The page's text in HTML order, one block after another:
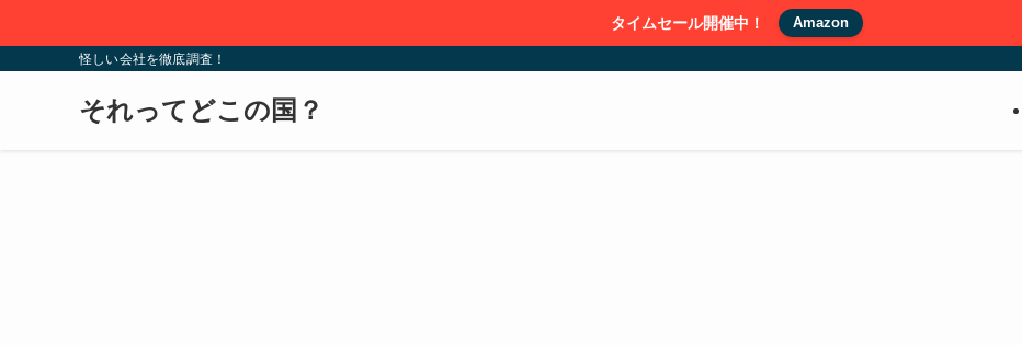
タイムセール開催中！ Amazon
怪しい会社を徹底調査！
それってどこの国？